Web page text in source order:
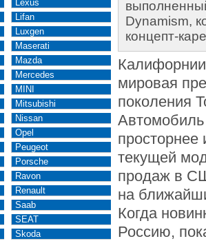
Lexus
Lifan
Luxgen
Maserati
Mazda
Mercedes
MINI
Mitsubishi
Nissan
Opel
Peugeot
Porsche
Ravon
Renault
Saab
SEAT
Skoda
Dynamism,
концепт-
мировая
поколения
просторнее
текущей
продаж в
на
Когда
Россию,